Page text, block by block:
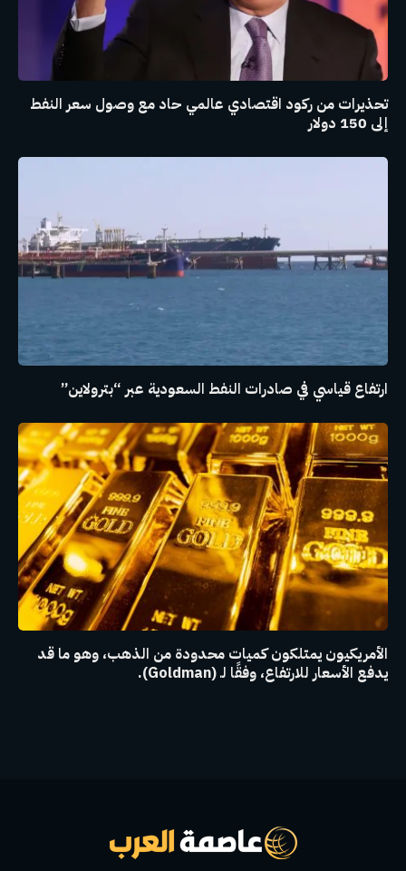
تحذيرات من ركود اقتصادي عالمي حاد مع وصول سعر النفط
إلى 150 دولار
ارتفاع قياسي في صادرات النفط السعودية عبر “بترولاين”
الأمريكيون يمتلكون كميات محدودة من الذهب، وهو ما قد
يدفع الأسعار للارتفاع، وفقًا لـ (Goldman).